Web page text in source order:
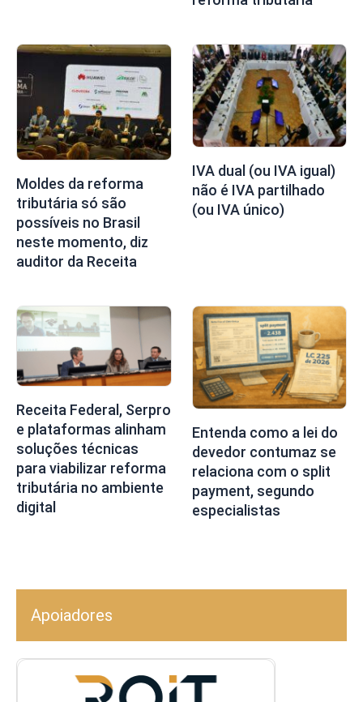
Moldes da reforma
tributária só são
possíveis no Brasil
neste momento, diz
auditor da Receita
IVA dual (ou IVA igual)
não é IVA partilhado
(ou IVA único)
Receita Federal, Serpro
e plataformas alinham
soluções técnicas
para viabilizar reforma
tributária no ambiente
digital
Entenda como a lei do
devedor contumaz se
relaciona com o split
payment, segundo
especialistas
Apoiadores